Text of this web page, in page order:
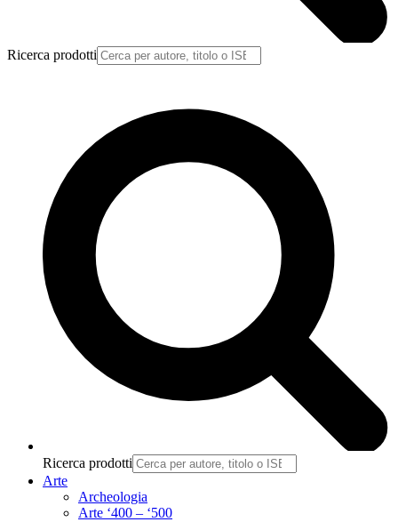
Ricerca prodotti
Ricerca prodotti
Arte
Archeologia
Arte ‘400 – ‘500